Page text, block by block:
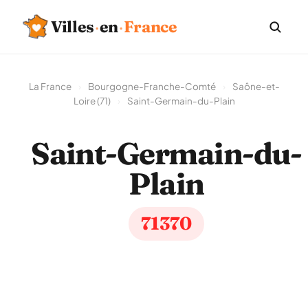
Villes·en·France
La France Bourgogne-Franche-Comté
Saône-et-
Loire (71)
Saint-Germain-du-Plain
Saint-Germain-du-
Plain
71370